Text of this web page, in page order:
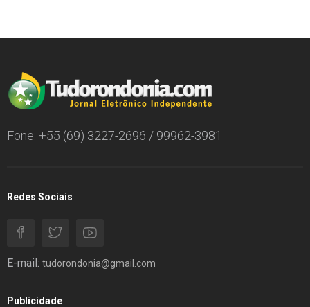
Fone: +55 (69) 3227-2696 / 99962-3981
Redes Sociais
E-mail: tudorondonia@gmail.com
Publicidade